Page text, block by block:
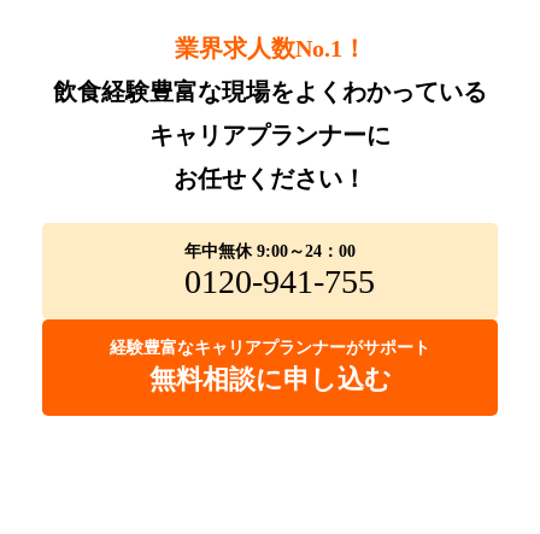
業界求人数No.1！
飲食経験豊富な現場をよくわかっている
キャリアプランナーに
お任せください！
年中無休 9:00～24：00
0120-941-755
経験豊富なキャリアプランナーがサポート
無料相談に申し込む